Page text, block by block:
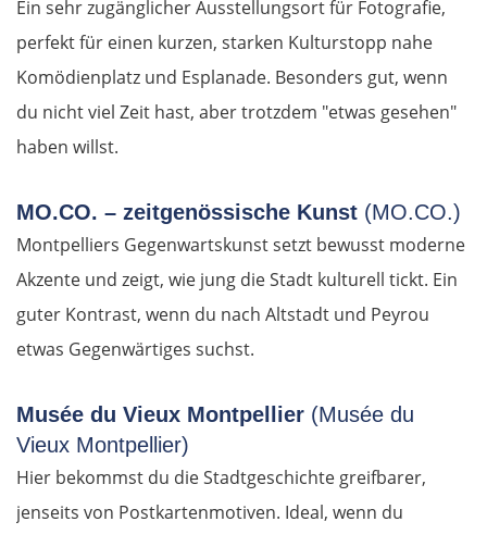
Ein sehr zugänglicher Ausstellungsort für Fotografie,
perfekt für einen kurzen, starken Kulturstopp nahe
Komödienplatz und Esplanade. Besonders gut, wenn
du nicht viel Zeit hast, aber trotzdem "etwas gesehen"
haben willst.
MO.CO. – zeitgenössische Kunst (MO.CO.)
Montpelliers Gegenwartskunst setzt bewusst moderne
Akzente und zeigt, wie jung die Stadt kulturell tickt. Ein
guter Kontrast, wenn du nach Altstadt und Peyrou
etwas Gegenwärtiges suchst.
Musée du Vieux Montpellier (Musée du
Vieux Montpellier)
Hier bekommst du die Stadtgeschichte greifbarer,
jenseits von Postkartenmotiven. Ideal, wenn du